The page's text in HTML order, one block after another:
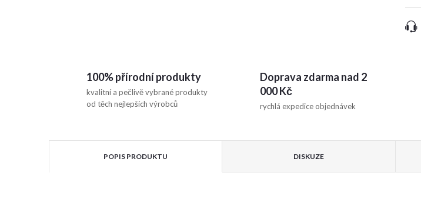
100% přírodní produkty
kvalitní a pečlivě vybrané produkty
od těch nejlepších výrobců
Doprava zdarma nad 2
000 Kč
rychlá expedice objednávek
POPIS PRODUKTU DISKUZE